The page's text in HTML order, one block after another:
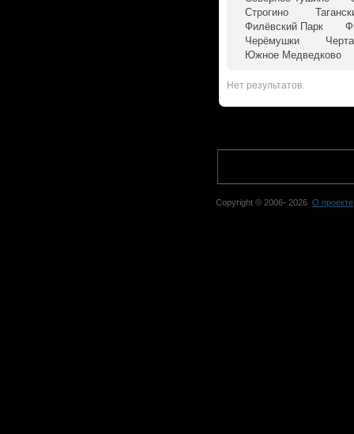
Строгино
Филёвский Парк
Черёмушки
Южное Медведково
Нет результатов.
Copyright © 2006- 2026 О проекте